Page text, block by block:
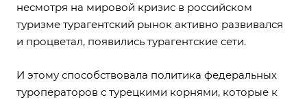
несмотря на мировой кризис в российском
туризме турагентский рынок активно развивался
и процветал, появились турагентские сети.
И этому способствовала политика федеральных
туроператоров с турецкими корнями, которые к